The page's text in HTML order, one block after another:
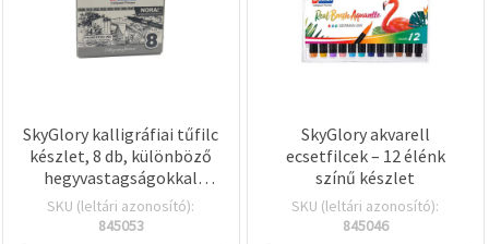
SkyGlory kalligráfiai tűfilc
készlet, 8 db, különböző
hegyvastagságokkal
(0,05–0,8 mm)
SKU (leltári azonosító):
845053
SkyGlory akvarell
ecsetfilcek – 12 élénk
színű készlet
SKU (leltári azonosító):
845046